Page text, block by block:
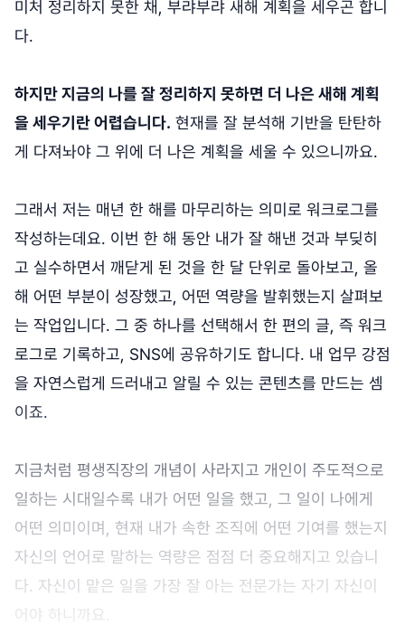
미처 정리하지 못한 채, 부랴부랴 새해 계획을 세우곤 합니
다.
하지만 지금의 나를 잘 정리하지 못하면 더 나은 새해 계획
을 세우기란 어렵습니다. 현재를 잘 분석해 기반을 탄탄하
게 다져놔야 그 위에 더 나은 계획을 세울 수 있으니까요.
그래서 저는 매년 한 해를 마무리하는 의미로 워크로그를
작성하는데요. 이번 한 해 동안 내가 잘 해낸 것과 부딪히
고 실수하면서 깨닫게 된 것을 한 달 단위로 돌아보고, 올
해 어떤 부분이 성장했고, 어떤 역량을 발휘했는지 살펴보
는 작업입니다. 그 중 하나를 선택해서 한 편의 글, 즉 워크
로그로 기록하고, SNS에 공유하기도 합니다. 내 업무 강점
을 자연스럽게 드러내고 알릴 수 있는 콘텐츠를 만드는 셈
이죠.
지금처럼 평생직장의 개념이 사라지고 개인이 주도적으로
일하는 시대일수록 내가 어떤 일을 했고, 그 일이 나에게
어떤 의미이며, 현재 내가 속한 조직에 어떤 기여를 했는지
자신의 언어로 말하는 역량은 점점 더 중요해지고 있습니
다. 자신이 맡은 일을 가장 잘 아는 전문가는 자기 자신이
어야 하니까요.